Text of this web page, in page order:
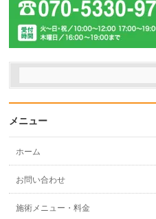
メニュー
ホーム
お問い合わせ
施術メニュー・料金